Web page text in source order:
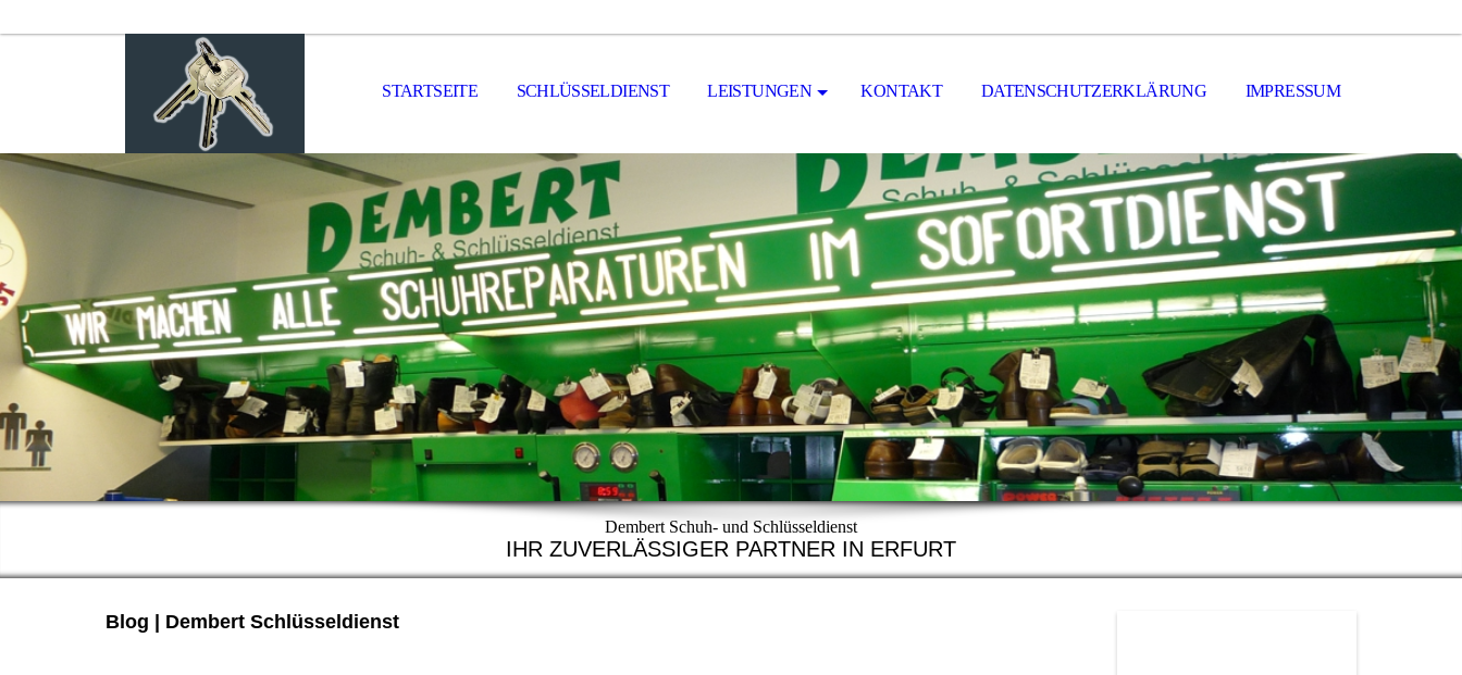
STARTSEITE SCHLÜSSELDIENST LEISTUNGEN KONTAKT DATENSCHUTZERKLÄRUNG IMPRESSUM
Dembert Schuh- und Schlüsseldienst
IHR ZUVERLÄSSIGER PARTNER IN ERFURT
Blog | Dembert Schlüsseldienst